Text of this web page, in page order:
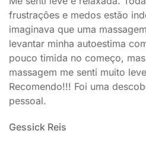
frustrações e medos estão
imaginava que uma
levantar minha autoestima
pouco timida no começo,
massagem me senti muito
Recomendo!!! Foi uma
pessoal.
Gessick Reis